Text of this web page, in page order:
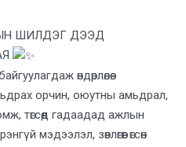
ШИЛДЭГ ДЭЭД
өндөрлөлөө.
орчин, оюутны амьдрал,
төгсөөд гадаадад ажлын
мэдээлэл, зөвлөгөөг өгсөн